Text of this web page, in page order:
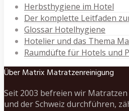
Herbsthygiene im Hotel
Der komplette Leitfaden
Glossar Hotelhygiene
Hotelier und das Thema
Raumdüfte für Hotels und
Über Matrix Matratzenreinigung
Seit 2003 befreien wir
und der Schweiz durchführen,